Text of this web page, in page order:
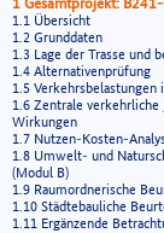
1.1 Übersicht
1.2 Grunddaten
1.3 Lage der Trasse und
1.4 Alternativenprüfung
1.5
1.6 Zentrale verkehrliche
Wirkungen
1.7 Nutzen-Kosten-
1.8 Umwelt- und
(Modul B)
1.9 Raumordnerische
1.10 Städtebauliche
1.11 Ergänzende